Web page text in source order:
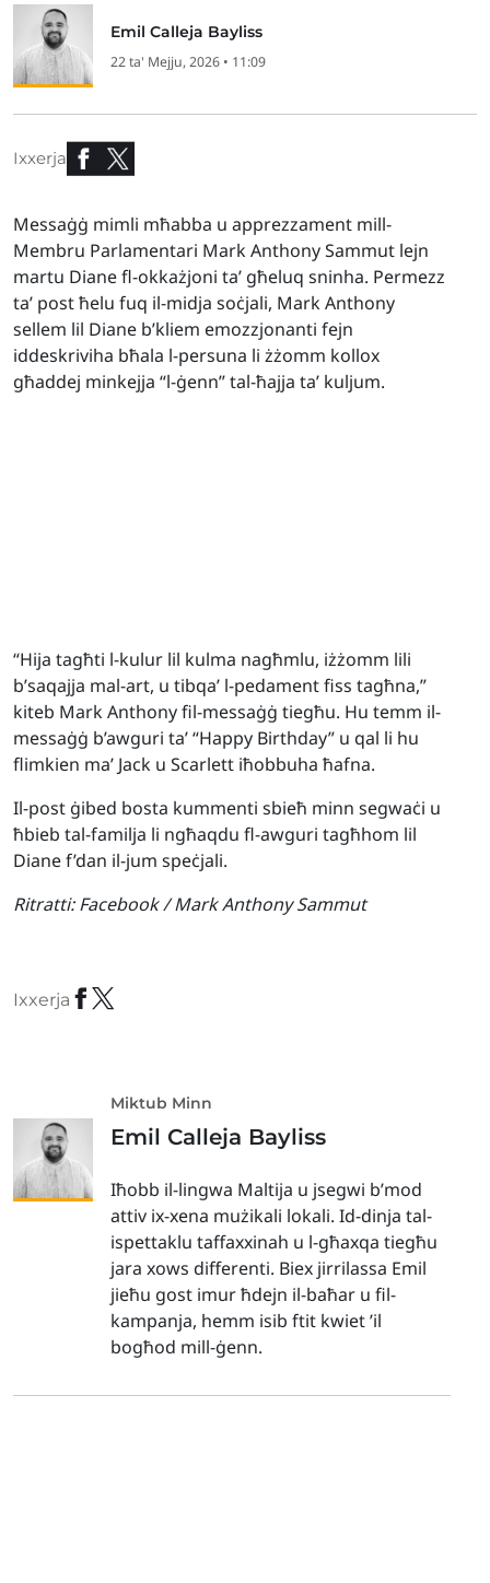
Emil Calleja Bayliss
22 ta' Mejju, 2026 • 11:09
Ixxerja
Messaġġ mimli mħabba u apprezzament mill-
Membru Parlamentari Mark Anthony Sammut lejn
martu Diane fl-okkażjoni ta’ għeluq sninha. Permezz
ta’ post ħelu fuq il-midja soċjali, Mark Anthony
sellem lil Diane b’kliem emozzjonanti fejn
iddeskriviha bħala l-persuna li żżomm kollox
għaddej minkejja “l-ġenn” tal-ħajja ta’ kuljum.
“Hija tagħti l-kulur lil kulma nagħmlu, iżżomm lili
b’saqajja mal-art, u tibqa’ l-pedament fiss tagħna,”
kiteb Mark Anthony fil-messaġġ tiegħu. Hu temm il-
messaġġ b’awguri ta’ “Happy Birthday” u qal li hu
flimkien ma’ Jack u Scarlett iħobbuha ħafna.
Il-post ġibed bosta kummenti sbieħ minn segwaċi u
ħbieb tal-familja li ngħaqdu fl-awguri tagħhom lil
Diane f’dan il-jum speċjali.
Ritratti: Facebook / Mark Anthony Sammut
Ixxerja
Miktub Minn
Emil Calleja Bayliss
Iħobb il-lingwa Maltija u jsegwi b’mod
attiv ix-xena mużikali lokali. Id-dinja tal-
ispettaklu taffaxxinah u l-għaxqa tiegħu
jara xows differenti. Biex jirrilassa Emil
jieħu gost imur ħdejn il-baħar u fil-
kampanja, hemm isib ftit kwiet ’il
bogħod mill-ġenn.